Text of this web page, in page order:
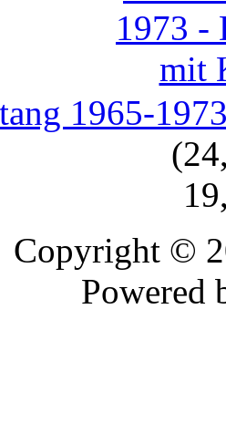
1965-
Copyright ©
Powered